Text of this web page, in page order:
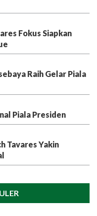
Fokus Siapkan
Raih Gelar Piala
Piala Presiden
Tavares Yakin